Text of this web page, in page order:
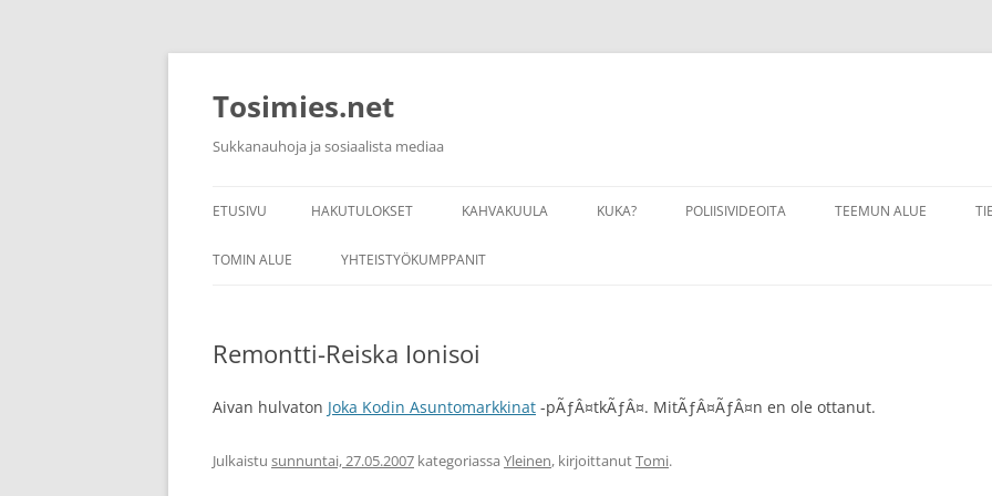
Siirry
Tosimies.net
Sukkanauhoja ja sosiaalista mediaa
ETUSIVU HAKUTULOKSET KAHVAKUULA
KAHVAKUULA LINKKEJÄ
KAHVAKUULALIIKKEITÄ
KUKA? POLIISIVIDEOITA TEEMUN ALUE
TOMIN ALUE YHTEISTYÖKUMPPANIT
Remontti-Reiska Ionisoi
Aivan hulvaton Joka Kodin Asuntomarkkinat -pÃƒÂ¤tkÃƒÂ¤. MitÃƒÂ¤ÃƒÂ¤n en ole ottanut.
Julkaistu sunnuntai, 27.05.2007 kategoriassa Yleinen, kirjoittanutTomi.